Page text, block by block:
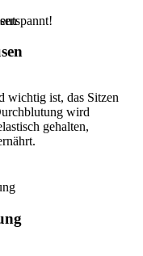
wichtig ist, das Sitzen
wird
gehalten,